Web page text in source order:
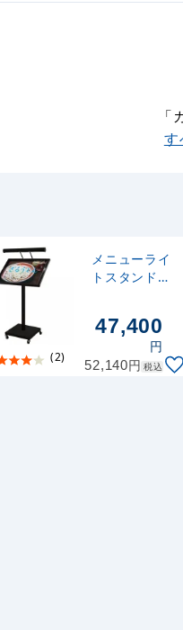
す
(2)
メニューライ
トスタンド
B)
47,400
円
52,140円 税込